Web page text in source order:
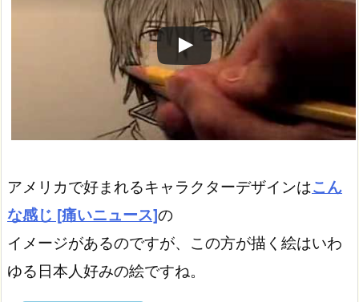
アメリカで好まれるキャラクターデザインはこん
な感じ [痛いニュース]の
イメージがあるのですが、この方が描く絵はいわ
ゆる日本人好みの絵ですね。